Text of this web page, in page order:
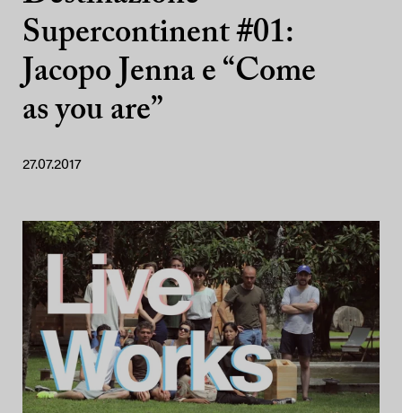
Supercontinent #01:
Jacopo Jenna e “Come
as you are”
27.07.2017